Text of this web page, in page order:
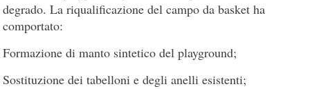
degrado. La riqualificazione del campo da basket ha
comportato:
Formazione di manto sintetico del playground;
Sostituzione dei tabelloni e degli anelli esistenti;